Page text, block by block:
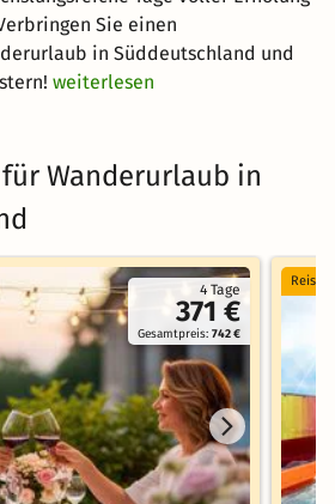
Sie einen
in Süddeutschland und
weiterlesen
Wanderurlaub in
4 Tage
371 €
Gesamtpreis:742 €
Reise